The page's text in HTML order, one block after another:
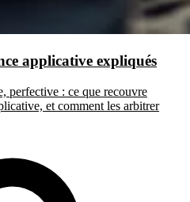
applicative expliqués
perfective : ce que recouvre
et comment les arbitrer